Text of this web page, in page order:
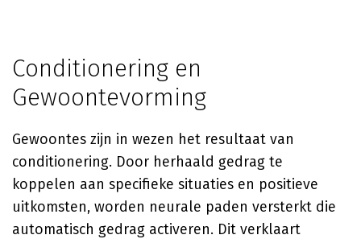
Conditionering en
Gewoontevorming
Gewoontes zijn in wezen het resultaat van
conditionering. Door herhaald gedrag te
koppelen aan specifieke situaties en positieve
uitkomsten, worden neurale paden versterkt die
automatisch gedrag activeren. Dit verklaart